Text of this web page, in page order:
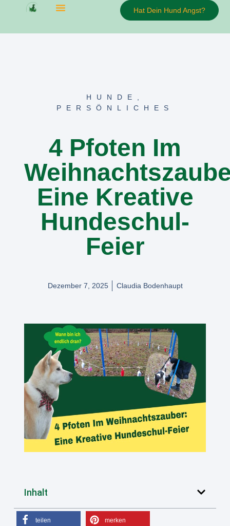
Hat Dein Hund Angst?
HUNDE
PERSÖNLICHES
4 Pfoten Im
Eine Kreative
Hundeschul-
Feier
Dezember 7, 2025 Claudia Bodenhaupt
Inhalt
teilen merken